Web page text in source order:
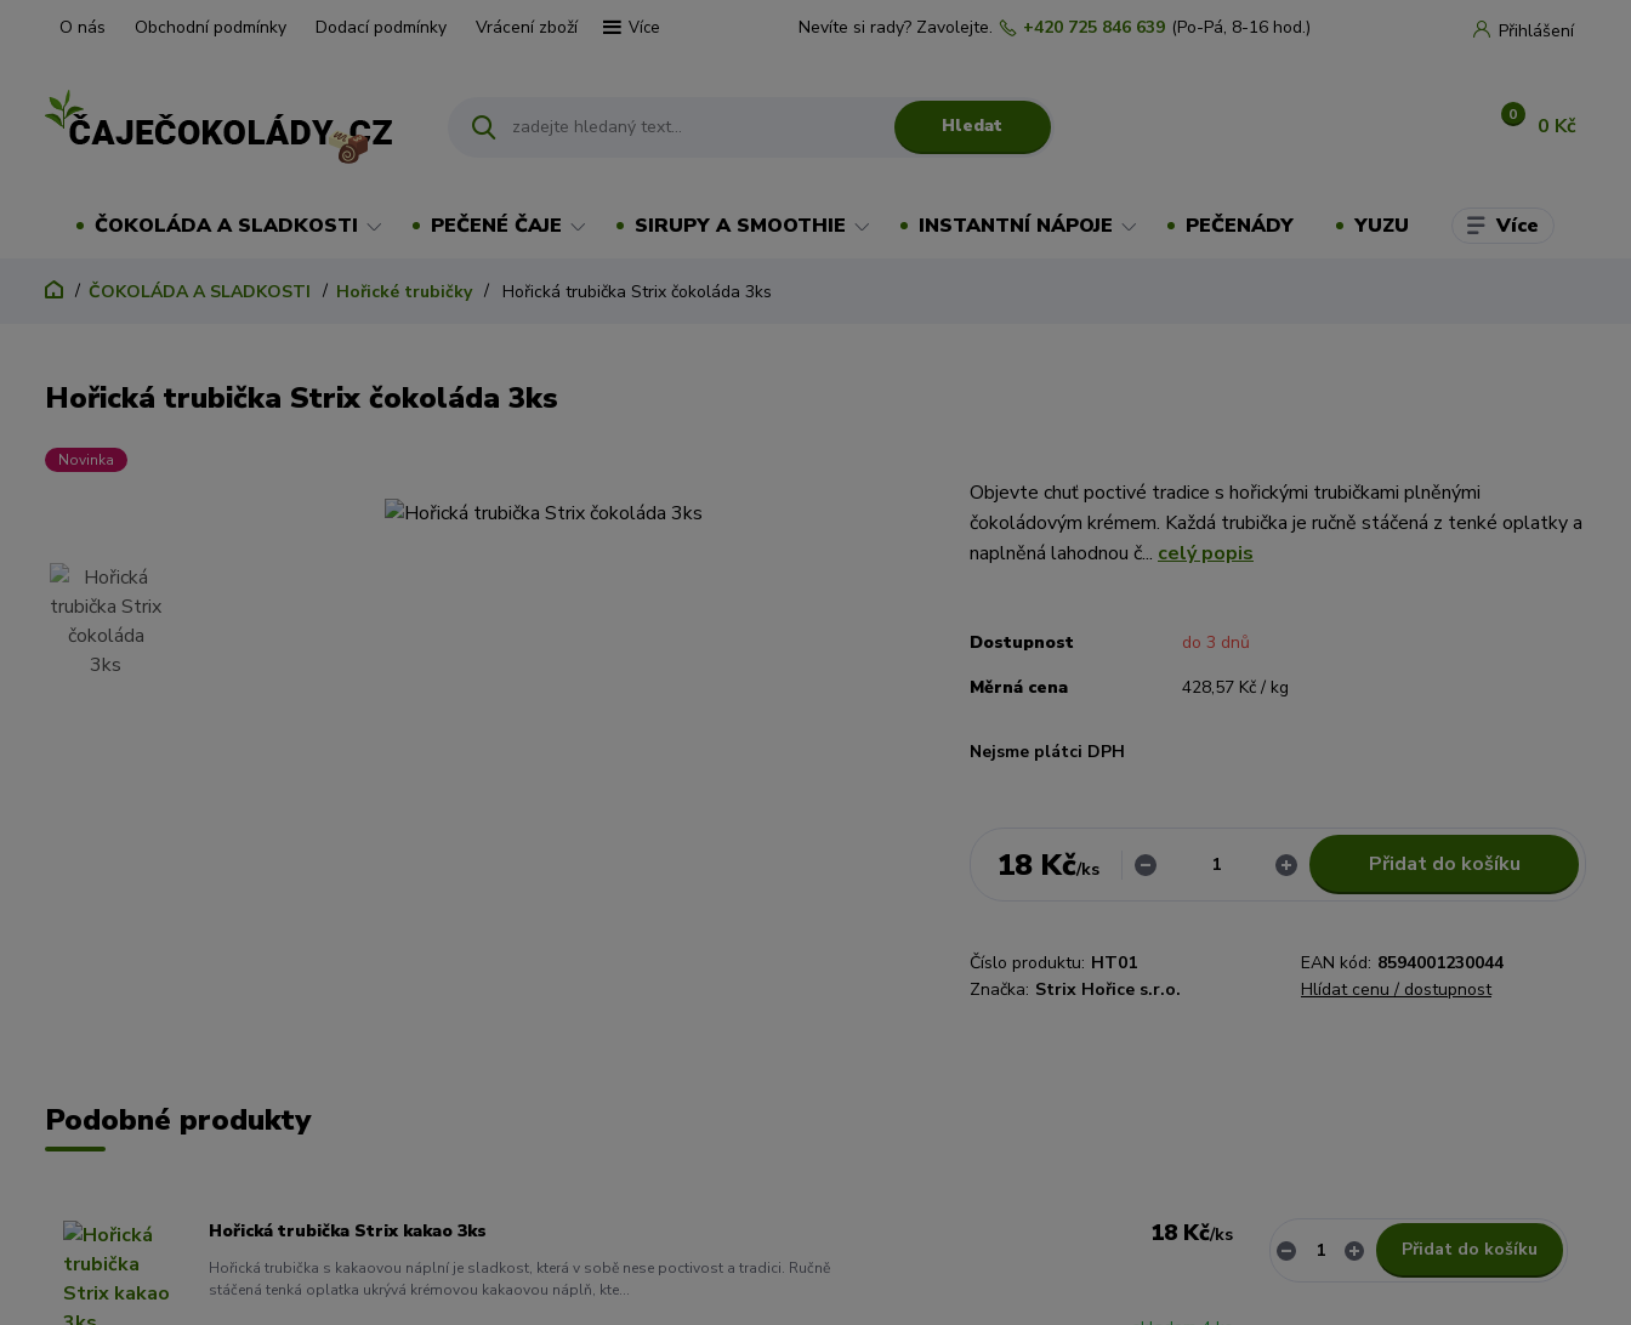
O nás Obchodní podmínky Dodací podmínky Vrácení zboží Více Přihlášení
Hledat
Nevíte si rady? Zavolejte. +420 725 846 639 (Po-Pá, 8-16 hod.)
0 0 Kč
ČOKOLÁDA A SLADKOSTI PEČENÉ ČAJE SIRUPY A SMOOTHIE INSTANTNÍ NÁPOJE PEČENÁDY YUZU Více
ČOKOLÁDA A SLADKOSTI Hořické trubičky Hořická trubička Strix čokoláda 3ks
Hořická trubička Strix čokoláda 3ks
Novinka
Objevte chuť poctivé tradice s hořickými trubičkami plněnými
čokoládovým krémem. Každá trubička je ručně stáčená z tenké oplatky a
naplněná lahodnou č... celý popis
Dostupnost
do 3 dnů
Měrná cena
428,57 Kč / kg
Nejsme plátci DPH
18 Kč/ks Přidat do košíku
Číslo produktu: HT01 EAN kód: 8594001230044
Značka: Strix Hořice s.r.o. Hlídat cenu / dostupnost
Podobné produkty
Hořická trubička Strix kakao 3ks
Hořická trubička s kakaovou náplní je sladkost, která v sobě nese poctivost a tradici. Ručně
stáčená tenká oplatka ukrývá krémovou kakaovou náplň, kte...
18 Kč/ks
Přidat do košíku